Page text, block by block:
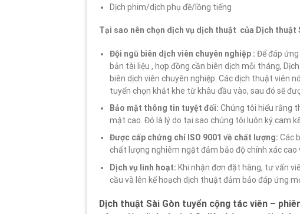
Dịch phim/dịch phụ đề/lồng tiếng
Tại sao nên chọn dịch vụ dịch thuật của Dịch thuật
Đội ngũ biên dịch viên chuyên nghiệp :Để đáp
bản tài liệu , hợp đồng cần biên dịch mỗi tháng,
biên dịch viên chuyên nghiệp. Các dịch thuật viên
tuyển chọn khắt khe từ khâu đầu vào, sau đó sẽ
Bảo mật thông tin tuyệt đối: Chúng tôi hiểu rằng
mật cao. Đó là lý do tại sao chúng tôi luôn ký cam
Được cấp chứng chỉ ISO 9001 về chất lượng: Các
chất lượng nghiêm ngặt đảm bảo độ chính xác
Dịch vụ linh hoạt: Khi nhận đơn đặt hàng, tư vấn
cầu và lên kế hoạch dịch thuật đảm bảo đáp ứng
Dịch thuật Sài Gòn tuyển cộng tác viên –